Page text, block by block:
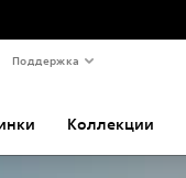
Поддержка
Коллекции